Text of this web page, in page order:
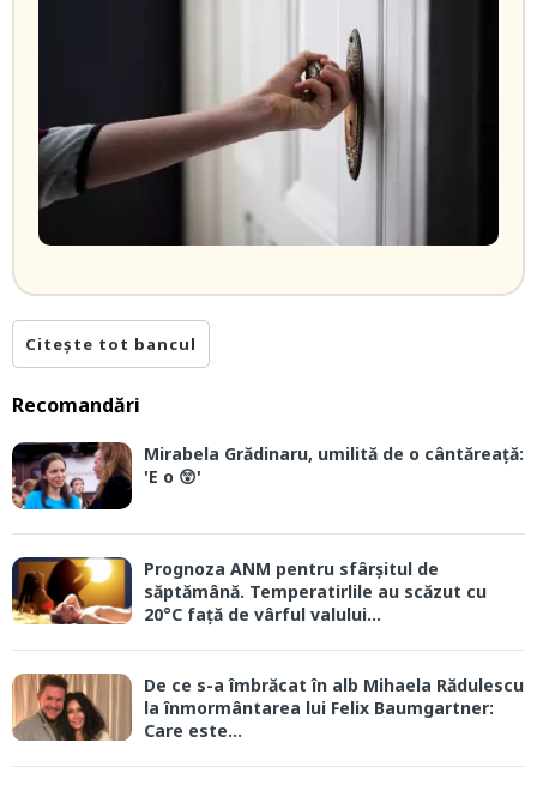
Citește tot bancul
Recomandări
Mirabela Grădinaru, umilită de o cântăreață:
'E o 😲'
Prognoza ANM pentru sfârșitul de
săptămână. Temperatirlile au scăzut cu
20°C față de vârful valului...
De ce s-a îmbrăcat în alb Mihaela Rădulescu
la înmormântarea lui Felix Baumgartner:
Care este...